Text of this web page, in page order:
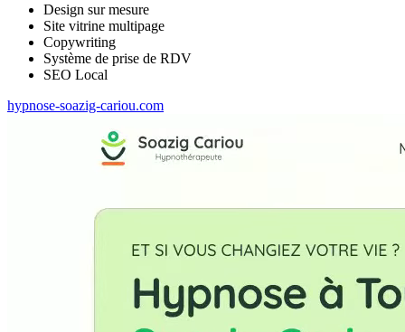
Design sur mesure
Site vitrine multipage
Copywriting
Système de prise de RDV
SEO Local
hypnose-soazig-cariou.com